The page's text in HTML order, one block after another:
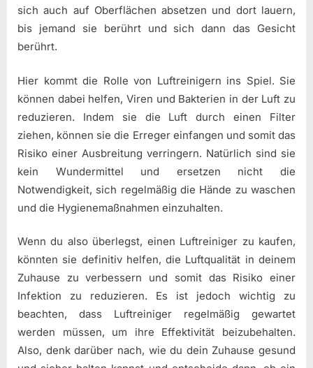
sich auch auf Oberflächen absetzen und dort lauern,
bis jemand sie berührt und sich dann das Gesicht
berührt.
Hier kommt die Rolle von Luftreinigern ins Spiel. Sie
können dabei helfen, Viren und Bakterien in der Luft zu
reduzieren. Indem sie die Luft durch einen Filter
ziehen, können sie die Erreger einfangen und somit das
Risiko einer Ausbreitung verringern. Natürlich sind sie
kein Wundermittel und ersetzen nicht die
Notwendigkeit, sich regelmäßig die Hände zu waschen
und die Hygienemaßnahmen einzuhalten.
Wenn du also überlegst, einen Luftreiniger zu kaufen,
könnten sie definitiv helfen, die Luftqualität in deinem
Zuhause zu verbessern und somit das Risiko einer
Infektion zu reduzieren. Es ist jedoch wichtig zu
beachten, dass Luftreiniger regelmäßig gewartet
werden müssen, um ihre Effektivität beizubehalten.
Also, denk darüber nach, wie du dein Zuhause gesund